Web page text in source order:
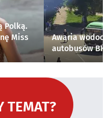
Polką.
Miss
Awaria
autobusów
TEMAT?